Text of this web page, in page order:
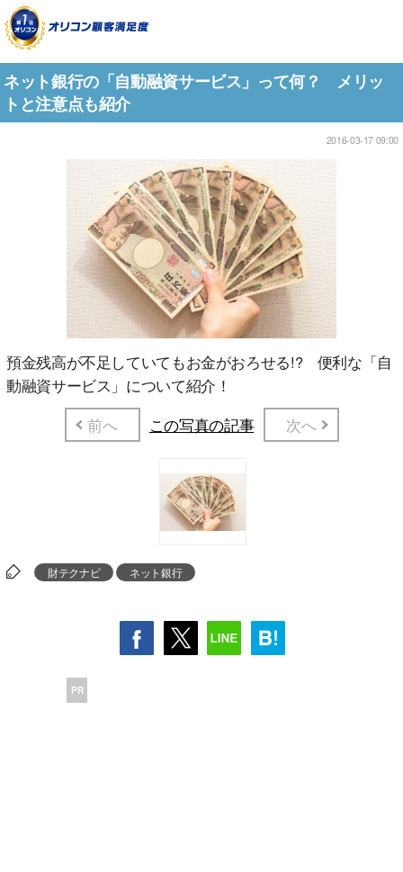
ネット銀行の「自動融資サービス」って何？ メリッ
トと注意点も紹介
2016-03-17 09:00
預金残高が不足していてもお金がおろせる!? 便利な「自
動融資サービス」について紹介！
前へ
この写真の記事 次へ
財テクナビ ネット銀行
PR